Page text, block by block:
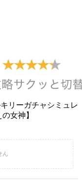
リーガチャシミュレ
女神】